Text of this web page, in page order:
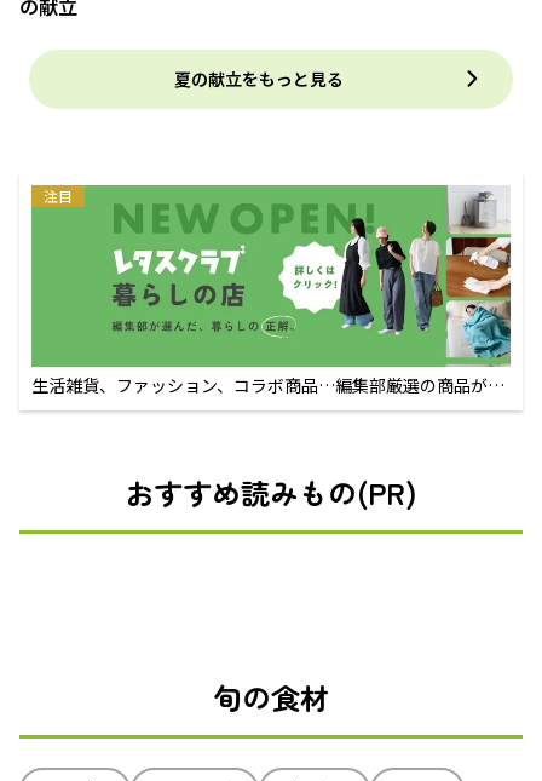
夏の献立をもっと見る
注目
生活雑貨、ファッション、コラボ商品…編集部厳選の商品が買
えるECサイト
おすすめ読みもの(PR)
旬の食材